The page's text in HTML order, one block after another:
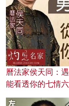
曆法家侯天同：
能看透你的七情